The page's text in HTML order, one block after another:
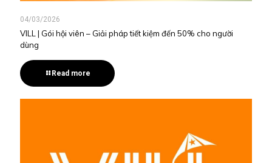
04/03/2026
VILL | Gói hội viên – Giải pháp tiết kiệm đến 50% cho người
dùng
Read more